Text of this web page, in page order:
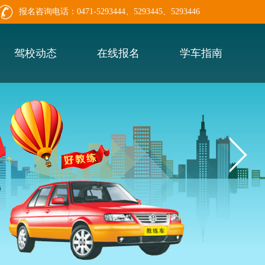
报名咨询电话：0471-5293444、5293445、5293446
驾校动态 在线报名 学车指南